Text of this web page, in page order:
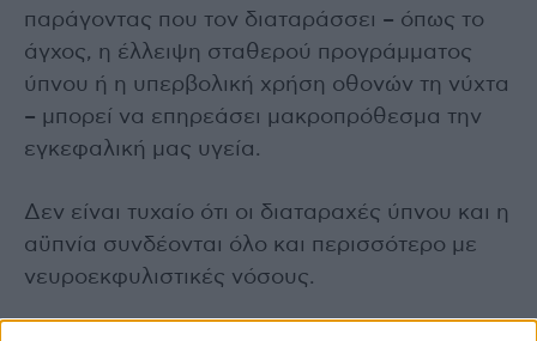
παράγοντας που τον διαταράσσει – όπως το
άγχος, η έλλειψη σταθερού προγράμματος
ύπνου ή η υπερβολική χρήση οθονών τη νύχτα
– μπορεί να επηρεάσει μακροπρόθεσμα την
εγκεφαλική μας υγεία.
Δεν είναι τυχαίο ότι οι διαταραχές ύπνου και η
αϋπνία συνδέονται όλο και περισσότερο με
νευροεκφυλιστικές νόσους.